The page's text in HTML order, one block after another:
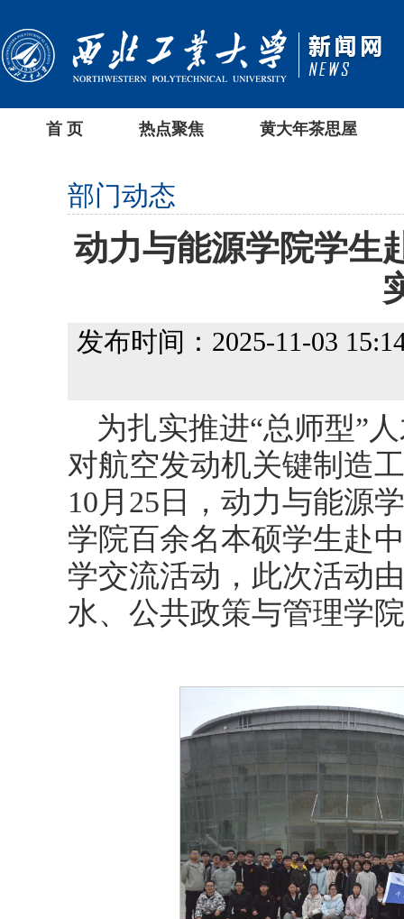
首 页 热点聚焦 黄大年茶思屋
部门动态
动力与能源学院学生
发布时间：2025-11-03
为扎实推进“总师型”
对航空发动机关键制造
10月25日，动力与能源
学院百余名本硕学生赴
学交流活动，此次活动
水、公共政策与管理学